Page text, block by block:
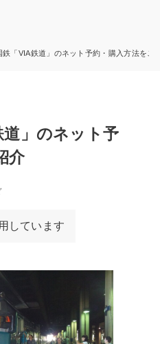
鉄「VIA鉄道」のネット予約・購入方法をご
」のネット予
介
しています